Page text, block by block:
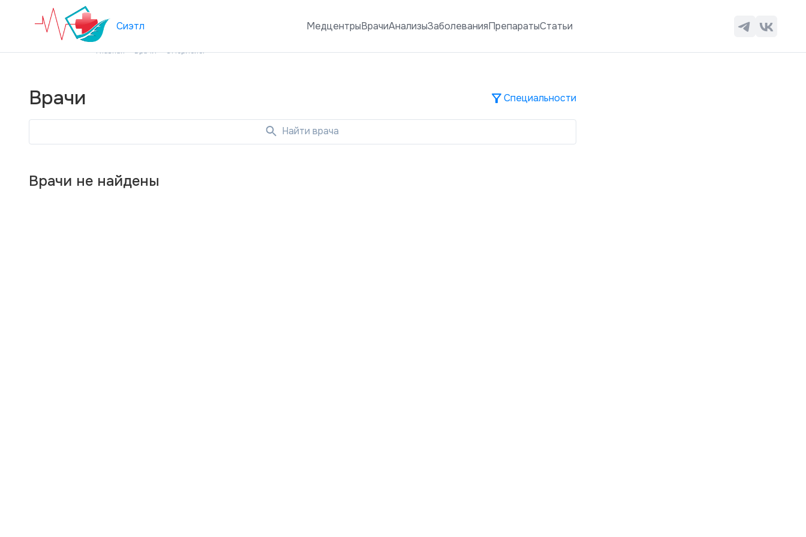
Сиэтл МедцентрыВрачиАнализыЗаболеванияПрепаратыСтатьи
Главная Врачи Эмбриолог
Врачи Специальности
Найти врача
Врачи не найдены